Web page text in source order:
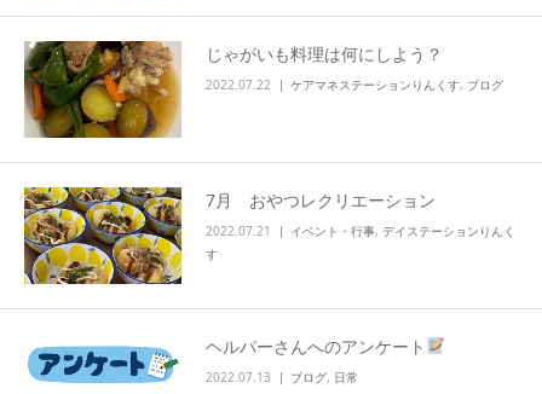
じゃがいも料理は何にしよう？
2022.07.22 ケアマネステーションりんくす, ブログ
7月 おやつレクリエーション
2022.07.21 イベント・行事, デイステーションりんく
す
ヘルパーさんへのアンケート
2022.07.13 ブログ, 日常
info